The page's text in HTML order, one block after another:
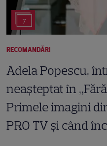
7
RECOMANDĂRI
Adela Popescu,
neașteptat în
Primele imagini
PRO TV și când